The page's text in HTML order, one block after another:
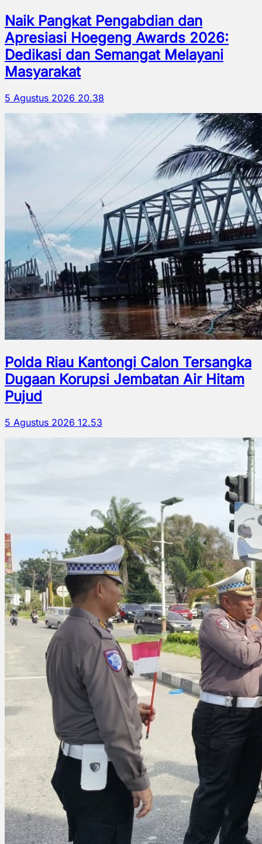
Naik Pangkat Pengabdian dan
Apresiasi Hoegeng Awards 2026:
Dedikasi dan Semangat Melayani
Masyarakat
5 Agustus 2026 20.38
Polda Riau Kantongi Calon Tersangka
Dugaan Korupsi Jembatan Air Hitam
Pujud
5 Agustus 2026 12.53